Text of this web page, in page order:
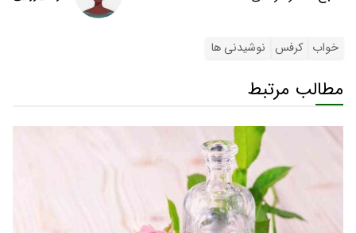
خواب کرفس نوشیدنی ها
مطالب مرتبط